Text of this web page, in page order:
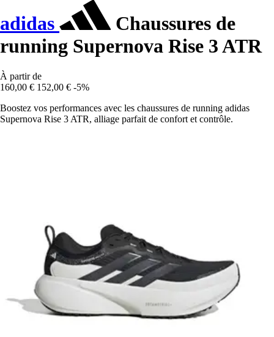
adidas
Chaussures de
running Supernova Rise 3 ATR
À partir de
160,00 € 152,00 € -5%
Boostez vos performances avec les chaussures de running adidas
Supernova Rise 3 ATR, alliage parfait de confort et contrôle.